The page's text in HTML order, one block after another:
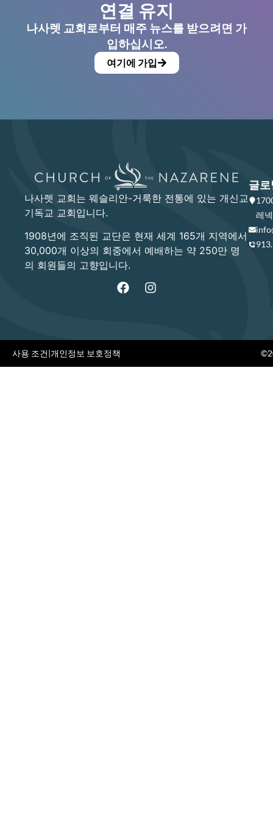
연결 유지
나사렛 교회로부터 매주 뉴스를 받으려면 가
입하십시오.
여기에 가입
나사렛 교회는 웨슬리안-거룩한 전통에 있는 개신교
기독교 교회입니다.
1908년에 조직된 교단은 현재 세계 165개 지역에서
30,000개 이상의 회중에서 예배하는 약 250만 명
의 회원들의 고향입니다.
글로
레
사용 조건|개인정보 보호정책